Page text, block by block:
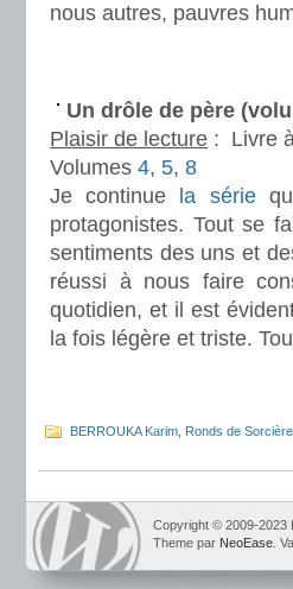
nous autres, pauvres
Un drôle de père
Plaisir de lecture : Livre
Volumes 4, 5, 8
Je continue
la série
protagonistes. Tout se
sentiments des uns et
réussi à nous faire
quotidien, et il est
la fois légère et triste.
BERROUKA Karim Ronds de Sorcière
Copyright © 2009-2023
Theme par NeoEase .